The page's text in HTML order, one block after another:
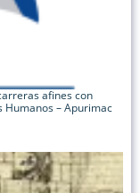
afines con
Humanos – Apurimac